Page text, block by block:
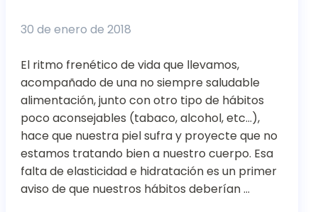
30 de enero de 2018
El ritmo frenético de vida que llevamos,
acompañado de una no siempre saludable
alimentación, junto con otro tipo de hábitos
poco aconsejables (tabaco, alcohol, etc…),
hace que nuestra piel sufra y proyecte que no
estamos tratando bien a nuestro cuerpo. Esa
falta de elasticidad e hidratación es un primer
aviso de que nuestros hábitos deberían …